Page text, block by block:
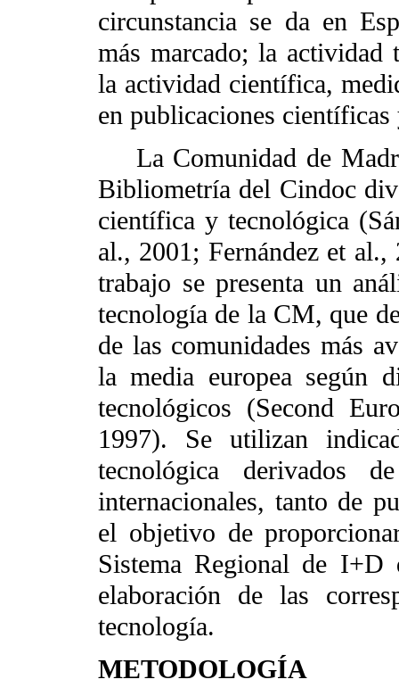
circunstancia se da en
más marcado; la actividad
la actividad científica,
en publicaciones científicas
La Comunidad de
Bibliometría del Cindoc
científica y tecnológica
al., 2001; Fernández et
trabajo se presenta un
tecnología de la CM, que
de las comunidades más
la media europea según
tecnológicos (Second
1997). Se utilizan
tecnológica derivados
internacionales, tanto de
el objetivo de
Sistema Regional de
elaboración de las
tecnología.
METODOLOGÍA